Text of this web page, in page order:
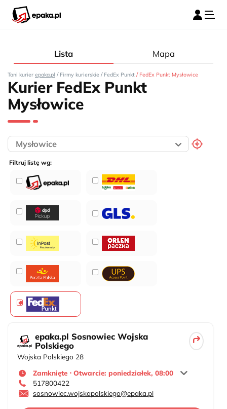
Lista Mapa
Tani kurier epaka.pl / Firmy kurierskie / FedEx Punkt / FedEx Punkt Mysłowice
Kurier FedEx Punkt
Mysłowice
Filtruj listę wg:
epaka.pl Sosnowiec Wojska
Polskiego
Wojska Polskiego 28
Zamknięte ⋅ Otwarcie: poniedziałek, 08:00
517800422
sosnowiec.wojskapolskiego@epaka.pl